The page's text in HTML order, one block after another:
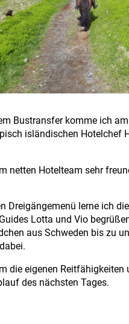
Bustransfer komme ich
isländischen Hotelchef
netten Hotelteam sehr
lerne ich
Lotta und Vio
aus Schweden bis zu
die eigenen
des nächsten Tages.